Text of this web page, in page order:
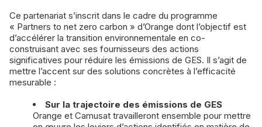
Ce partenariat s’inscrit dans le cadre du programme
« Partners to net zero carbon » d’Orange dont l’objectif est
d’accélérer la transition environnementale en co-
construisant avec ses fournisseurs des actions
significatives pour réduire les émissions de GES. Il s’agit de
mettre l’accent sur des solutions concrètes à l’efficacité
mesurable :
Sur la trajectoire des émissions de GES
Orange et Camusat travailleront ensemble pour mettre